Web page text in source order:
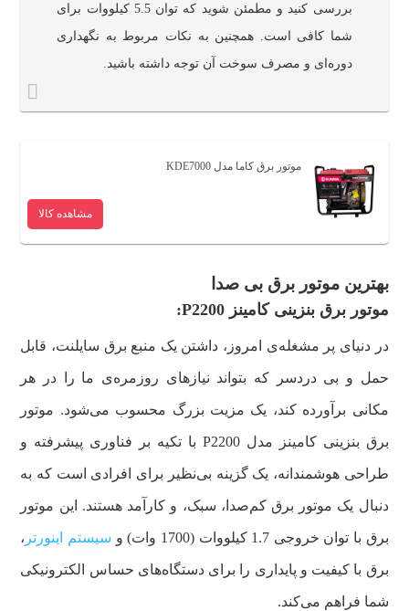
بررسی کنید و مطمئن شوید که توان 5.5 کیلووات برای
شما کافی است. همچنین به نکات مربوط به نگهداری
دوره‌ای و مصرف سوخت آن توجه داشته باشید.
موتور برق کاما مدل KDE7000
مشاهده کالا
بهترین موتور برق بی صدا
موتور برق بنزینی کامینز P2200:
در دنیای پر مشغله‌ی امروز، داشتن یک منبع برق سایلنت، قابل
حمل و بی‌ دردسر که بتواند نیازهای روزمره‌ی ما را در هر
مکانی برآورده کند، یک مزیت بزرگ محسوب می‌شود. موتور
برق بنزینی کامینز مدل P2200 با تکیه بر فناوری پیشرفته و
طراحی هوشمندانه، یک گزینه بی‌نظیر برای افرادی است که به
دنبال یک موتور برق کم‌صدا، سبک، و کارآمد هستند. این موتور
برق با توان خروجی 1.7 کیلووات (1700 وات) و سیستم اینورتر ،
برق با کیفیت و پایداری را برای دستگاه‌های حساس الکترونیکی
شما فراهم می‌کند.